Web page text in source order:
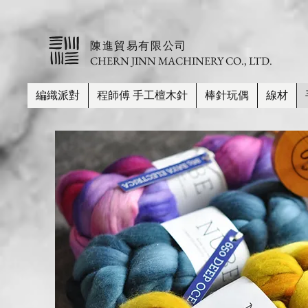
​陳進貿易有限公司
CHERN JINN MACHINERY CO., LTD.
編織派對 程師傅 手工檀木針 棒針玩偶 線材